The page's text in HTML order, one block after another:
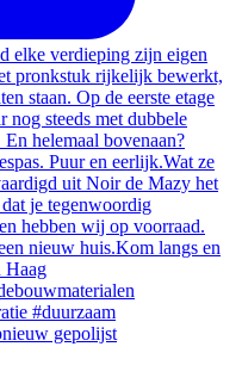
gepolijst